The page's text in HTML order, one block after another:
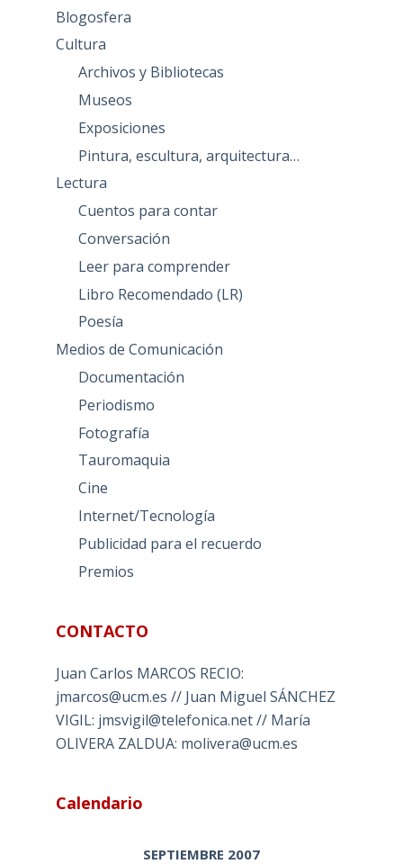
Blogosfera
Cultura
Archivos y Bibliotecas
Museos
Exposiciones
Pintura, escultura, arquitectura…
Lectura
Cuentos para contar
Conversación
Leer para comprender
Libro Recomendado (LR)
Poesía
Medios de Comunicación
Documentación
Periodismo
Fotografía
Tauromaquia
Cine
Internet/Tecnología
Publicidad para el recuerdo
Premios
CONTACTO
Juan Carlos MARCOS RECIO:
jmarcos@ucm.es // Juan Miguel SÁNCHEZ
VIGIL: jmsvigil@telefonica.net // María
OLIVERA ZALDUA: molivera@ucm.es
Calendario
SEPTIEMBRE 2007